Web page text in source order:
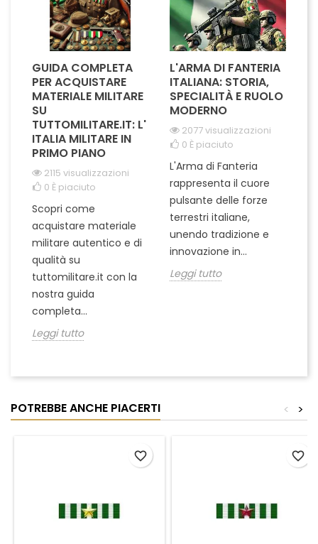
GUIDA COMPLETA
PER ACQUISTARE
MATERIALE MILITARE
SU
TUTTOMILITARE.IT: L'
ITALIA MILITARE IN
PRIMO PIANO
2115 visualizzazioni
0 È piaciuto
Scopri come
acquistare materiale
militare autentico e di
qualità su
tuttomilitare.it con la
nostra guida
completa...
Leggi tutto
L'ARMA DI FANTERIA
ITALIANA: STORIA,
SPECIALITÀ E RUOLO
MODERNO
2077 visualizzazioni
0 È piaciuto
L'Arma di Fanteria
rappresenta il cuore
pulsante delle forze
terrestri italiane,
unendo tradizione e
innovazione in...
Leggi tutto
POTREBBE ANCHE PIACERTI >
<
favorite_border favorite_border